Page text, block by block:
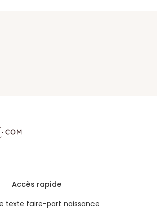
Accès rapide
texte faire-part naissance